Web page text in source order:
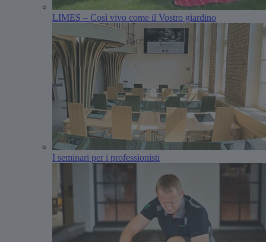
LIMES – Così vivo come il Vostro giardino
I seminari per i professionisti